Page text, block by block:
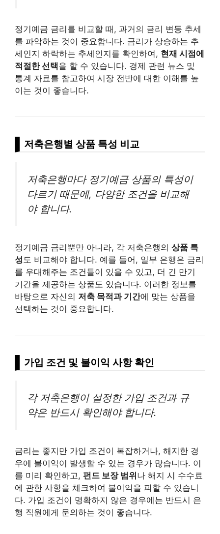
정기예금 금리를 비교할 때, 과거의 금리 변동 추세
를 파악하는 것이 중요합니다. 금리가 상승하는 추
세인지 하락하는 추세인지를 확인하여, 현재 시점에
적절한 선택을 할 수 있습니다. 경제 관련 뉴스 및
통계 자료를 참고하여 시장 전반에 대한 이해를 높
이는 것이 좋습니다.
저축은행별 상품 특성 비교
저축은행마다 정기예금 상품의 특성이
다르기 때문에, 다양한 조건을 비교해
야 합니다.
정기예금 금리뿐만 아니라, 각 저축은행의 상품 특
성도 비교해야 합니다. 예를 들어, 일부 은행은 금리
를 우대해주는 조건들이 있을 수 있고, 더 긴 만기
기간을 제공하는 상품도 있습니다. 이러한 정보를
바탕으로 자신의 저축 목적과 기간에 맞는 상품을
선택하는 것이 중요합니다.
가입 조건 및 불이익 사항 확인
각 저축은행이 설정한 가입 조건과 규
약은 반드시 확인해야 합니다.
금리는 좋지만 가입 조건이 복잡하거나, 해지한 경
우에 불이익이 발생할 수 있는 경우가 많습니다. 이
를 미리 확인하고, 펀드 보장 범위나 해지 시 수수료
에 관한 사항을 체크하여 불이익을 피할 수 있습니
다. 가입 조건이 명확하지 않은 경우에는 반드시 은
행 직원에게 문의하는 것이 좋습니다.